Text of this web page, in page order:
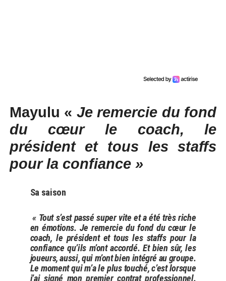
Mayulu « Je remercie du fond
du cœur le coach, le
président et tous les staffs
pour la confiance »
Sa saison
« Tout s’est passé super vite et a été très riche
en émotions. Je remercie du fond du cœur le
coach, le président et tous les staffs pour la
confiance qu’ils m’ont accordé. Et bien sûr, les
joueurs, aussi, qui m’ont bien intégré au groupe.
Le moment qui m’a le plus touché, c’est lorsque
j’ai signé mon premier contrat professionnel.